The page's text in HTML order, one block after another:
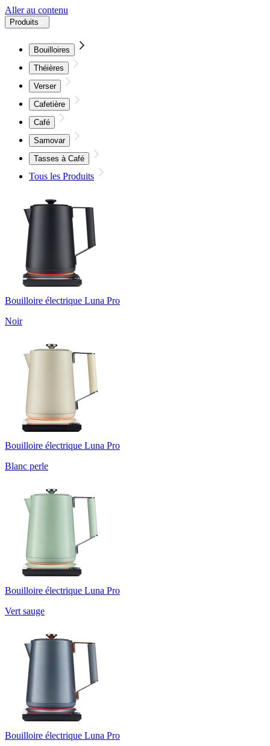
Aller au contenu
Produits
Bouilloires
Théières
Verser
Cafetière
Café
Samovar
Tasses à Café
Tous les Produits
Bouilloire électrique Luna Pro
Noir
Bouilloire électrique Luna Pro
Blanc perle
Bouilloire électrique Luna Pro
Vert sauge
Bouilloire électrique Luna Pro